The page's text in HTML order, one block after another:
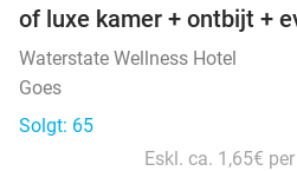
of luxe kamer + ontbijt +
Waterstate Wellness Hotel
Goes
Solgt: 65
Eskl. ca. 1,65€